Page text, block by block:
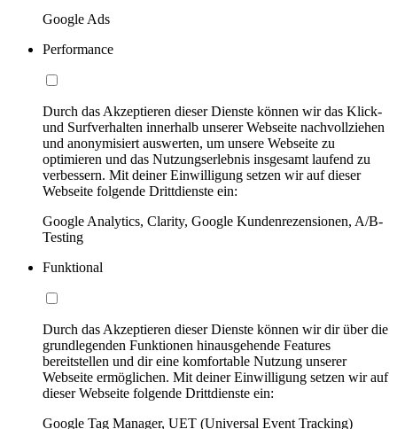
Google Ads
Performance
Durch das Akzeptieren dieser Dienste können wir das Klick-
und Surfverhalten innerhalb unserer Webseite nachvollziehen
und anonymisiert auswerten, um unsere Webseite zu
optimieren und das Nutzungserlebnis insgesamt laufend zu
verbessern. Mit deiner Einwilligung setzen wir auf dieser
Webseite folgende Drittdienste ein:
Google Analytics, Clarity, Google Kundenrezensionen, A/B-
Testing
Funktional
Durch das Akzeptieren dieser Dienste können wir dir über die
grundlegenden Funktionen hinausgehende Features
bereitstellen und dir eine komfortable Nutzung unserer
Webseite ermöglichen. Mit deiner Einwilligung setzen wir auf
dieser Webseite folgende Drittdienste ein:
Google Tag Manager, UET (Universal Event Tracking)